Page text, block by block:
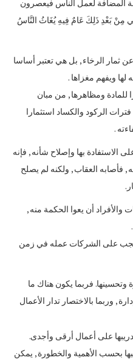
المضافة لعمل الناس فيعصرون
مِنْ بَعْدِ ذَلِكَ عَامٌ فِيهِ يُغَاثُ النَّاسُ
ثمار الرخاء , بل هي تعتبر أساسا
لها ويفهم مغزاها .
للمادة ومظاهرها , من مبان
الركود والكساد استثمارا
.
الاستفادة بها وإصلاح شأنه , فإنه
فأصابه العقاب , ولكنه لم يصلح
أن يعوا الحكمة منه ,
يجب على الشركات عمله في زمن
وتحسينها. فربما يكون هناك ما
, وربما بالاختصار تدار الأعمال
على أعمال أرقى وأجدى.
بحسب الأهمية والخطورة , يمكن